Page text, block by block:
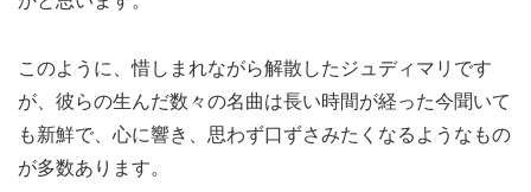
このように、惜しまれながら解散したジュディマリです
が、彼らの生んだ数々の名曲は長い時間が経った今聞いて
も新鮮で、心に響き、思わず口ずさみたくなるようなもの
が多数あります。